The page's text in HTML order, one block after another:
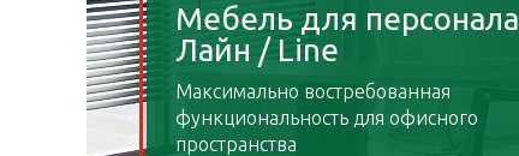
Мебель для персонала
Лайн / Line
Максимально востребованная
функциональность для офисного
пространства